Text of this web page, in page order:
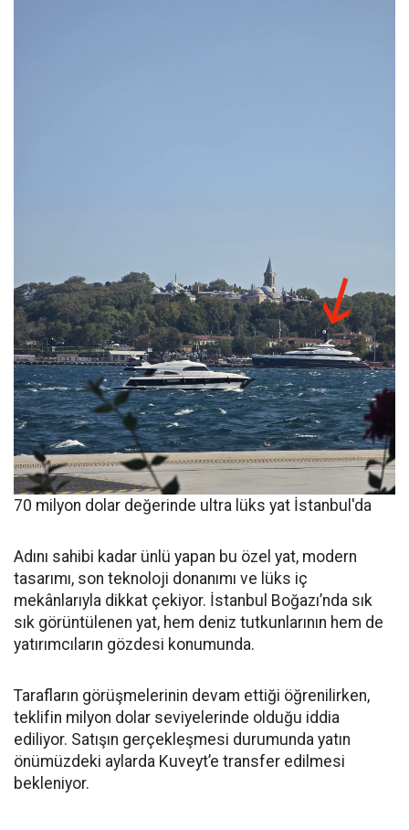
70 milyon dolar değerinde ultra lüks yat İstanbul'da
Adını sahibi kadar ünlü yapan bu özel yat, modern
tasarımı, son teknoloji donanımı ve lüks iç
mekânlarıyla dikkat çekiyor. İstanbul Boğazı’nda sık
sık görüntülenen yat, hem deniz tutkunlarının hem de
yatırımcıların gözdesi konumunda.
Tarafların görüşmelerinin devam ettiği öğrenilirken,
teklifin milyon dolar seviyelerinde olduğu iddia
ediliyor. Satışın gerçekleşmesi durumunda yatın
önümüzdeki aylarda Kuveyt’e transfer edilmesi
bekleniyor.